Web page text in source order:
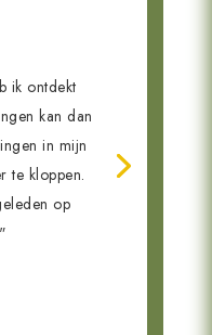
ik ontdekt
kan dan
in mijn
te kloppen.
op